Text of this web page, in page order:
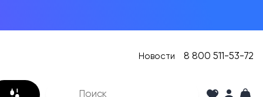
Новости 8 800 511-53-72